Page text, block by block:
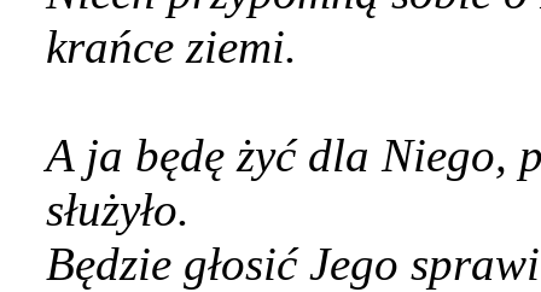
krańce ziemi.
A ja będę żyć dla Niego,
służyło.
Będzie głosić Jego